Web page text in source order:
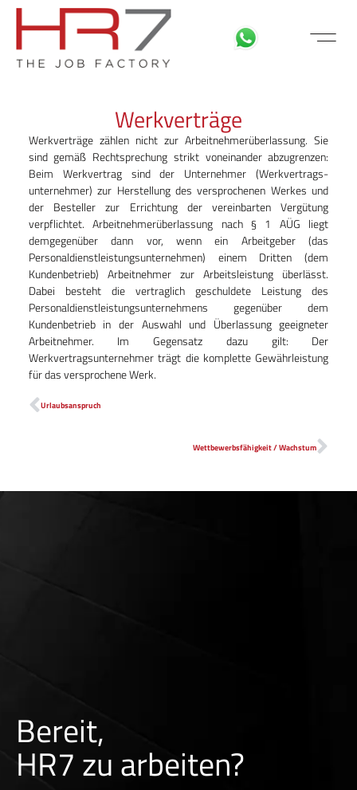
Werkverträge
Werkverträge zählen nicht zur Arbeitnehmerüberlassung. Sie
sind gemäß Rechtsprechung strikt voneinander abzugrenzen:
Beim Werkvertrag sind der Unternehmer (Werkvertrags­
unternehmer) zur Herstellung des versprochenen Werkes und
der Besteller zur Errichtung der vereinbarten Vergütung
verpflichtet. Arbeitnehmerüberlassung nach § 1 AÜG liegt
demgegenüber dann vor, wenn ein Arbeitgeber (das
Personaldienstleistungsunternehmen) einem Dritten (dem
Kundenbetrieb) Arbeitnehmer zur Arbeitsleistung überlässt.
Dabei besteht die vertraglich geschuldete Leistung des
Personaldienstleistungsunternehmens gegenüber dem
Kundenbetrieb in der Auswahl und Überlassung geeigneter
Arbeitnehmer. Im Gegensatz dazu gilt: Der
Werkvertragsunternehmer trägt die komplette Gewährleistung
für das versprochene Werk.
Urlaubsanspruch
Wettbewerbsfähigkeit / Wachstum
Bereit,
HR7 zu arbeiten?